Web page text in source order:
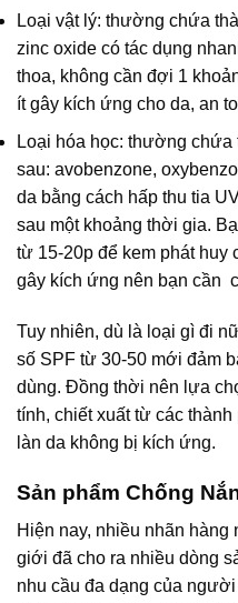
Loại vật lý: thường chứa
zinc oxide có tác dụng
thoa, không cần đợi 1
ít gây kích ứng cho da, an
Loại hóa học: thường
sau: avobenzone,
da bằng cách hấp thu tia
sau một khoảng thời gia.
từ 15-20p để kem phát huy
gây kích ứng nên bạn cần
Tuy nhiên, dù là loại gì đi
số SPF từ 30-50 mới đảm
dùng. Đồng thời nên lựa
tính, chiết xuất từ các
làn da không bị kích ứng.
Sản phẩm Chống
Hiện nay, nhiều nhãn
giới đã cho ra nhiều dòng
nhu cầu đa dạng của